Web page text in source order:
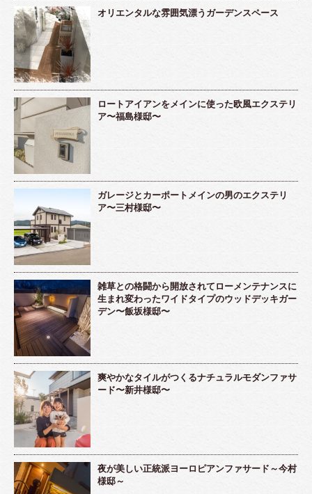
オリエンタルな雰囲気漂うガーデンスペース
ロートアイアンをメインに使った欧風エクステリ
ア〜福島様邸〜
ガレージとカーポートメインの男のエクステリ
ア〜三村様邸〜
雑草との格闘から開放されてローメンテナンスに
生まれ変わったワイドタイプのウッドデッキガー
デン〜飯坂様邸〜
爽やかなタイルがつくるナチュラルモダンファサ
ード〜新井様邸〜
夜が美しい正統派ヨーロピアンファサード～今村
様邸～